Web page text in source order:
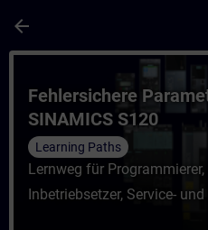
arrow_back
Course -
Fehlersichere
SINAMICS S120
Learning Paths
Lernweg für Programmierer,
Inbetriebsetzer, Service-